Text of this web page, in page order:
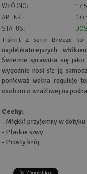
WŁÓKNO:
ART.NR.:
GO
STATUS:
T-shirt z serii Breeze to
najdelikatniejszych
Świetnie sprawdza się
wygodnie nosi się ją
ponieważ wełna reguluje
osobom o wrażliwej na
Cechy:
- Miękki przyjemny w dotyku
- Płaskie szwy
- Prosty krój
-